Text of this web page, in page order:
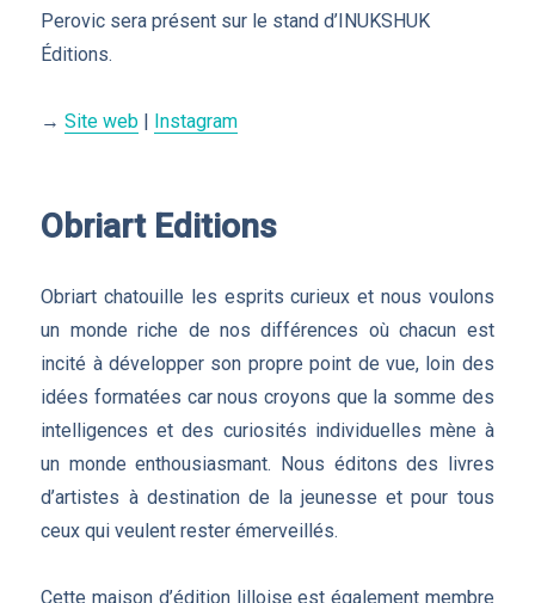
Perovic sera présent sur le stand d’INUKSHUK
Éditions.
→Site web | Instagram
Obriart Editions
Obriart chatouille les esprits curieux et nous voulons
un monde riche de nos différences où chacun est
incité à développer son propre point de vue, loin des
idées formatées car nous croyons que la somme des
intelligences et des curiosités individuelles mène à
un monde enthousiasmant. Nous éditons des livres
d’artistes à destination de la jeunesse et pour tous
ceux qui veulent rester émerveillés.
Cette maison d’édition lilloise est également membre